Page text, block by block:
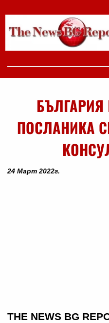
ПОСЛАНИКА
24 Март 2022г.
THE NEWS BG